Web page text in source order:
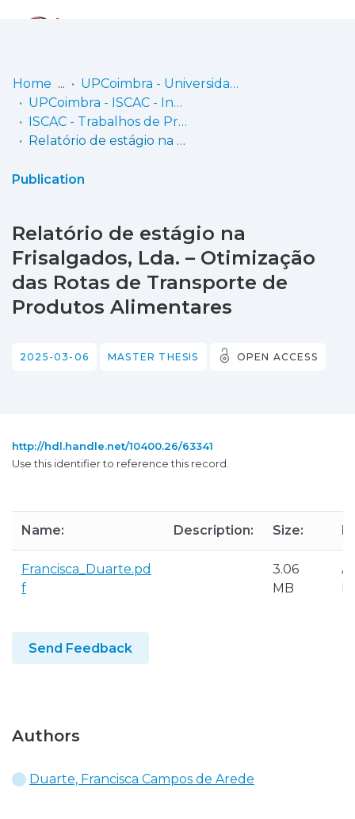
Communities
& Collections
Statistics
Home
UPCoimbra - Universidade Politécnica de Coimbra
UPCoimbra - ISCAC - Instituto Superior de Contabilidade e Administração de Coimbra
ISCAC - Trabalhos de Projeto | Relatórios de Estágio
Relatório de estágio na Frisalgados, Lda. – Otimização das Rotas de Transporte de Produtos Alimentares
Publication
Relatório de estágio na
Frisalgados, Lda. – Otimização
das Rotas de Transporte de
Produtos Alimentares
2025-03-06 MASTER THESIS OPEN ACCESS
http://hdl.handle.net/10400.26/63341
Use this identifier to reference this record.
Name: Description: Size:
Francisca_Duarte.pd
f
3.06
MB
Send Feedback
Authors
Duarte, Francisca Campos de Arede